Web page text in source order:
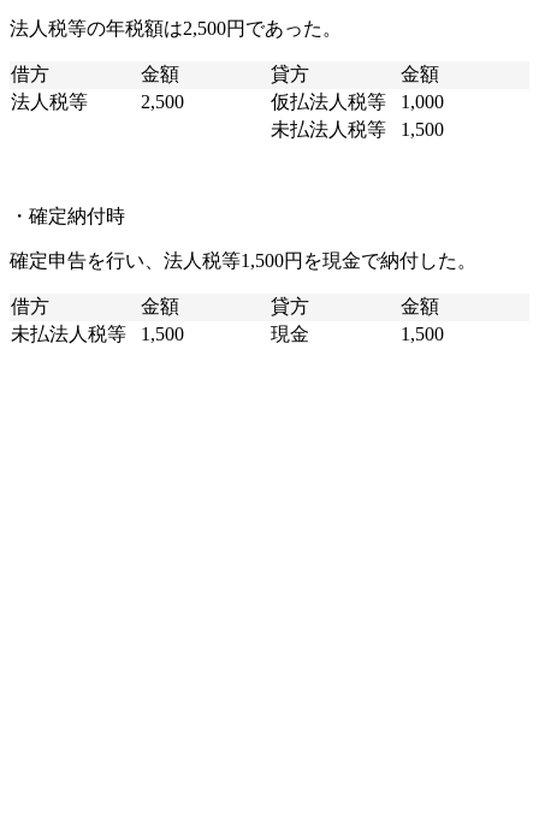
法人税等の年税額は2,500円であった。
借方 金額 貸方
金額
法人税等
2,500 仮払法人税等
1,000
未払法人税等
1,500
・確定納付時
確定申告を行い、法人税等1,500円を現金で納付した。
借方 金額 貸方
金額
未払法人税等
1,500 現金 1,500